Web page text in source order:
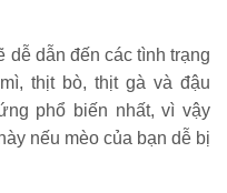
dễ dẫn đến các tình trạng
thịt bò, thịt gà và đậu
phổ biến nhất, vì vậy
nếu mèo của bạn dễ bị